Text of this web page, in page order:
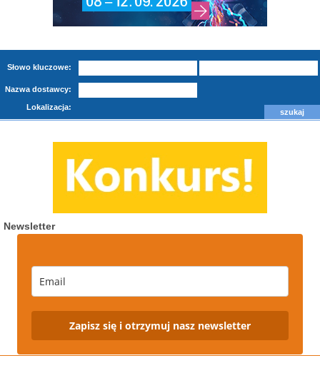
Słowo kluczowe:
Nazwa dostawcy:
Lokalizacja:
Newsletter
Zapisz się i otrzymuj nasz newsletter